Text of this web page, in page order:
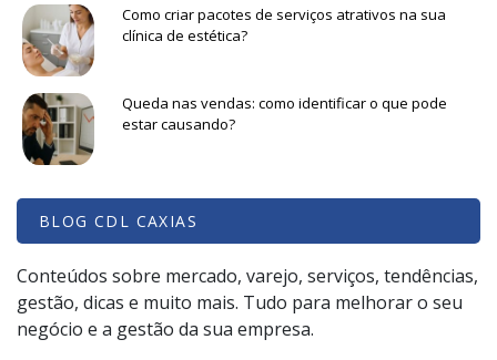
Como criar pacotes de serviços atrativos na sua
clínica de estética?
Queda nas vendas: como identificar o que pode
estar causando?
BLOG CDL CAXIAS
Conteúdos sobre mercado, varejo, serviços, tendências,
gestão, dicas e muito mais. Tudo para melhorar o seu
negócio e a gestão da sua empresa.